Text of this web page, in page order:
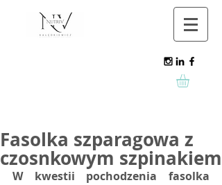
Fasolka szparagowa z
czosnkowym szpinakiem
W kwestii pochodzenia fasolka